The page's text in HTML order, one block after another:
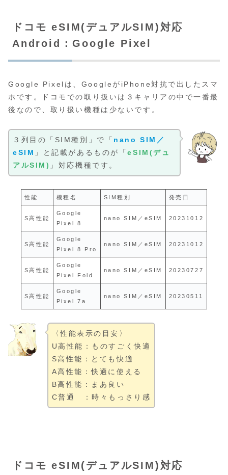
ドコモ eSIM(デュアルSIM)対応
Android：Google Pixel
Google Pixelは、GoogleがiPhone対抗で出したスマ
ホです。ドコモでの取り扱いは３キャリアの中で一番最
後なので、取り扱い機種は少ないです。
３列目の「SIM種別」で「 nano SIM／
eSIM 」と記載があるものが「eSIM(デュ
アルSIM) 」対応機種です。
性能 機種名 SIM種別 発売日
S高性能
Google
Pixel 8
nano SIM／eSIM 20231012
S高性能
Google
Pixel 8 Pro
nano SIM／eSIM 20231012
S高性能
Google
Pixel Fold
nano SIM／eSIM 20230727
S高性能
Google
Pixel 7a
nano SIM／eSIM 20230511
〈性能表示の目安〉
U高性能：ものすごく快適
S高性能：とても快適
A高性能：快適に使える
B高性能：まあ良い
C普通 ：時々もっさり感
ドコモ eSIM(デュアルSIM)対応